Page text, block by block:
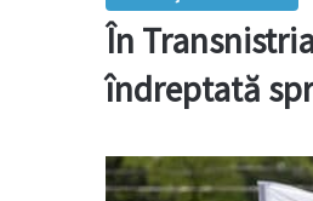
În
îndreptată